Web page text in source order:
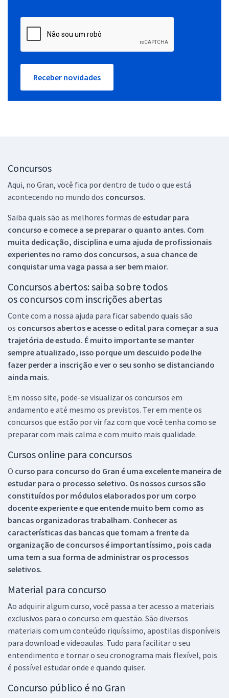
Receber novidades
Concursos
Aqui, no Gran, você fica por dentro de tudo o que está
acontecendo no mundo dos concursos.
Saiba quais são as melhores formas de estudar para
concurso e comece a se preparar o quanto antes. Com
muita dedicação, disciplina e uma ajuda de profissionais
experientes no ramo dos concursos, a sua chance de
conquistar uma vaga passa a ser bem maior.
Concursos abertos: saiba sobre todos
os concursos com inscrições abertas
Conte com a nossa ajuda para ficar sabendo quais são
os concursos abertos e acesse o edital para começar a sua
trajetória de estudo. É muito importante se manter
sempre atualizado, isso porque um descuido pode lhe
fazer perder a inscrição e ver o seu sonho se distanciando
ainda mais.
Em nosso site, pode-se visualizar os concursos em
andamento e até mesmo os previstos. Ter em mente os
concursos que estão por vir faz com que você tenha como se
preparar com mais calma e com muito mais qualidade.
Cursos online para concursos
O curso para concurso do Gran é uma excelente maneira de
estudar para o processo seletivo. Os nossos cursos são
constituídos por módulos elaborados por um corpo
docente experiente e que entende muito bem como as
bancas organizadoras trabalham. Conhecer as
características das bancas que tomam a frente da
organização de concursos é importantíssimo, pois cada
uma tem a sua forma de administrar os processos
seletivos.
Material para concurso
Ao adquirir algum curso, você passa a ter acesso a materiais
exclusivos para o concurso em questão. São diversos
materiais com um conteúdo riquíssimo, apostilas disponíveis
para download e videoaulas. Tudo para facilitar o seu
entendimento e tornar o seu cronograma mais flexível, pois
é possível estudar onde e quando quiser.
Concurso público é no Gran